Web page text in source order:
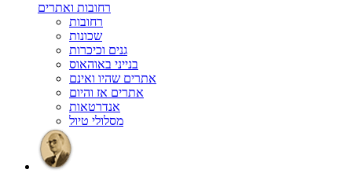
רחובות ואתרים
רחובות
שכונות
גנים וכיכרות
בנייני באוהאוס
אתרים שהיו ואינם
אתרים אז והיום
אנדרטאות
מסלולי טיול